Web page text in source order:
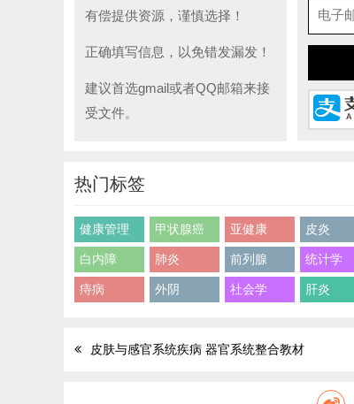
有偿提供资源，谨慎选择！
正确填写信息，以免错发漏发！
建议首选gmail或者QQ邮箱来接
受文件。
热门标签
健康管理 甲状腺癌 亚健康 皮炎
白内障 肺炎 前列腺 统计学
痔病 外阴 社会学 肝炎
皮肤与感官系统疾病 器官系统整合教材